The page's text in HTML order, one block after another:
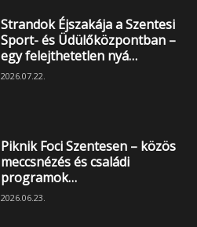
Strandok Éjszakája a Szentesi
Sport- és Üdülőközpontban –
egy felejthetetlen nyá…
2026.07.22.
Piknik Foci Szentesen – közös
meccsnézés és családi
programok…
2026.06.23.